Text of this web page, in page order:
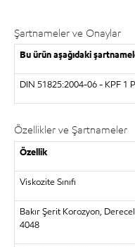
Şartnameler ve Onaylar
Bu ürün aşağıdaki
DIN 51825:2004-06 - KPF 1
Özellikler ve Şartnameler
Özellik
Viskozite Sınıfı
Bakır Şerit Korozyon,
4048